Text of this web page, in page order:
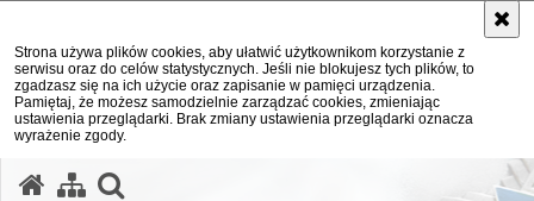
Strona używa plików cookies, aby ułatwić użytkownikom korzystanie z
serwisu oraz do celów statystycznych. Jeśli nie blokujesz tych plików, to
zgadzasz się na ich użycie oraz zapisanie w pamięci urządzenia.
Pamiętaj, że możesz samodzielnie zarządzać cookies, zmieniając
ustawienia przeglądarki. Brak zmiany ustawienia przeglądarki oznacza
wyrażenie zgody.